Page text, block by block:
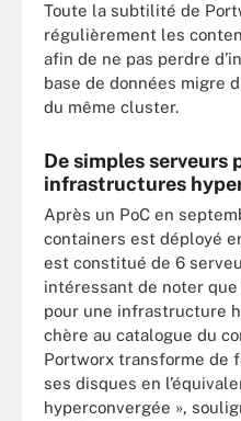
Toute la subtilité de
régulièrement les
afin de ne pas perdre
base de données migre
du même cluster.
De simples serveurs
infrastructures
Après un PoC en
containers est déployé
est constitué de 6
intéressant de noter que
pour une infrastructure
chère au catalogue du
Portworx transforme de
ses disques en
hyperconvergée »,